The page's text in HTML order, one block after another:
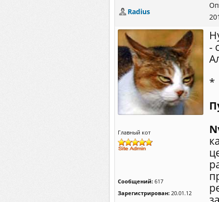
Radius
Главный кот
Сообщений: 617
Зарегистрирован: 20.01.12
-
*